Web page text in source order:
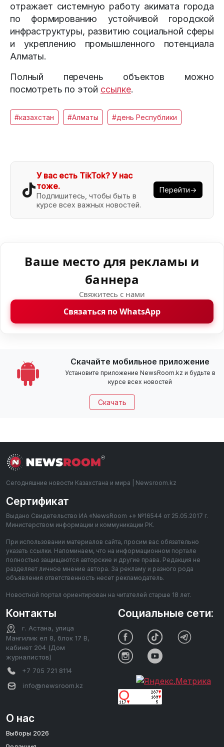
отражает системную работу акимата города
по формированию устойчивой городской
инфраструктуры, развитию социальной сферы
и укреплению промышленного потенциала
Алматы.
Полный перечень объектов можно
посмотреть по этой ссылке.
#казахстан #Алматы #день Республики
У вас есть TikTok? У нас
тоже.
Подпишитесь, чтобы быть в
курсе всех важных новостей.
Перейти→
Ваше место для рекламы и
баннера
Свяжитесь с нами
Связаться по WhatsApp
Скачайте мобильное приложение
Установите приложение NewsRoom.kz и будьте в
курсе всех новостей
Скачать
Сегодняшние новости Казахстана и мира | Newsroom.kz
Сертификат
Выдано Свидетельство ИА «NewsRoom +» №16544 от 25.05.2017 г.
Министерством информации и коммуникации РК.
При использовании материалов сайта, просим вас обязательно
указать ссылки. Напоминаем, что на информационном портале
полностью защищаются авторские и другие права. Редакция не
разделяет личное мнение автора. За рекламу и разного рода
объявления ответственность несет рекламодатель.
Новостной портал ориентирован на читателей старше 18 лет.
Контакты
г. Астана, улица
Мангилик ел 8, блок 17 В,
кабинет 204 (Дом
журналистов)
+7 705 721 8114
info@newsroom.kz
О нас
Выборы 2026
Социальные сети: